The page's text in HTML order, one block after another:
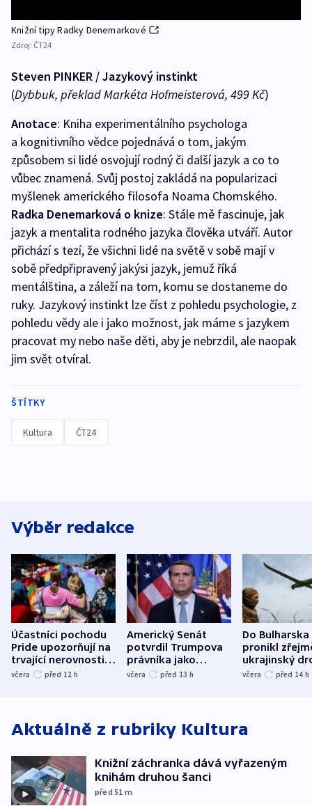
Knižní tipy Radky Denemarkové
Zdroj: ČT24
Steven PINKER / Jazykový instinkt
(Dybbuk, překlad Markéta Hofmeisterová, 499 Kč)
Anotace: Kniha experimentálního psychologa
a kognitivního vědce pojednává o tom, jakým
způsobem si lidé osvojují rodný či další jazyk a co to
vůbec znamená. Svůj postoj zakládá na popularizaci
myšlenek amerického filosofa Noama Chomského.
Radka Denemarková o knize: Stále mě fascinuje, jak
jazyk a mentalita rodného jazyka člověka utváří. Autor
přichází s tezí, že všichni lidé na světě v sobě mají v
sobě předpřipravený jakýsi jazyk, jemuž říká
mentálština, a záleží na tom, komu se dostaneme do
ruky. Jazykový instinkt lze číst z pohledu psychologie, z
pohledu vědy ale i jako možnost, jak máme s jazykem
pracovat my nebo naše děti, aby je nebrzdil, ale naopak
jim svět otvíral.
ŠTÍTKY
Kultura ČT24
Výběr redakce
Účastníci pochodu
Pride upozorňují na
trvající nerovnosti i
společenskou
včera před 12 h
Americký Senát
potvrdil Trumpova
právníka jako
ministra
včera před 13 h
Do Bulharska
pronikl
ukrajinský
explodoval
včera před 14 h
Aktuálně z rubriky Kultura
Knižní záchranka dává vyřazeným
knihám druhou šanci
před 51 m